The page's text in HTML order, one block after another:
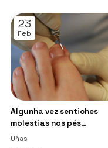
23
Feb
Algunha vez sentiches
molestias nos pés
ocasionados polas uñas?
Uñas